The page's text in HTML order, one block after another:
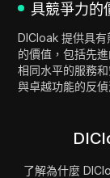
具競爭力的
DICloak 提供具
的價值，包括先
相同水平的服務
與卓越功能的反
了解為什麼